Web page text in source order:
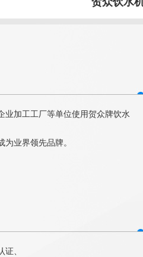
业加工工厂等单位使用贺众牌饮水
业界领先品牌。
、